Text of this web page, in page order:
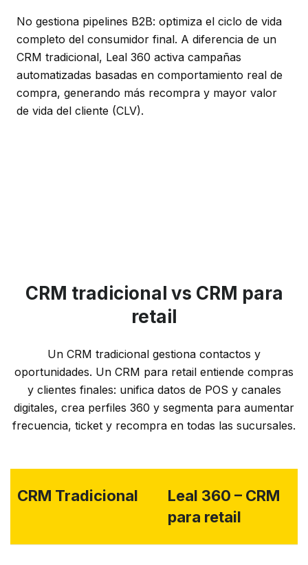
No gestiona pipelines B2B: optimiza el ciclo de vida
completo del consumidor final. A diferencia de un
CRM tradicional, Leal 360 activa campañas
automatizadas basadas en comportamiento real de
compra, generando más recompra y mayor valor
de vida del cliente (CLV).
CRM tradicional vs CRM para
retail
Un CRM tradicional gestiona contactos y
oportunidades. Un CRM para retail entiende compras
y clientes finales: unifica datos de POS y canales
digitales, crea perfiles 360 y segmenta para aumentar
frecuencia, ticket y recompra en todas las sucursales.
CRM Tradicional
Leal 360 – CRM
para retail